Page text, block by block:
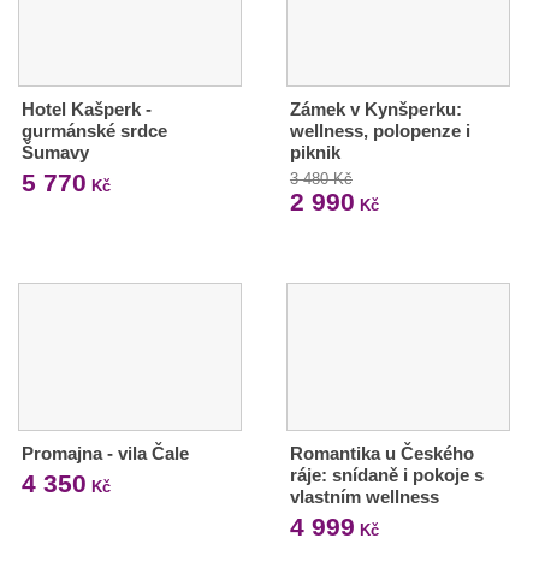
Hotel Kašperk -
gurmánské srdce
Šumavy
5 770 Kč
Zámek v Kynšperku:
wellness, polopenze i
piknik
3 480 Kč
2 990 Kč
Promajna - vila Čale
4 350 Kč
Romantika u Českého
ráje: snídaně i pokoje s
vlastním wellness
4 999 Kč